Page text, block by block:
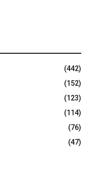
(442)
(152)
(123)
(114)
(76)
(47)